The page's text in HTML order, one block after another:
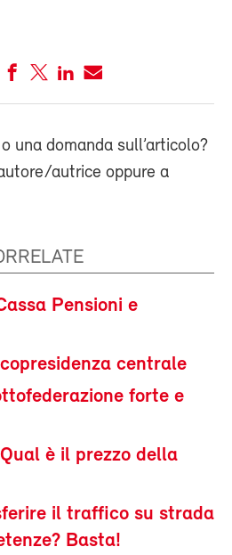
una domanda sull’articolo?
autrice oppure a
Pensioni e
centrale
forte e
è il prezzo della
il traffico su strada
Basta!